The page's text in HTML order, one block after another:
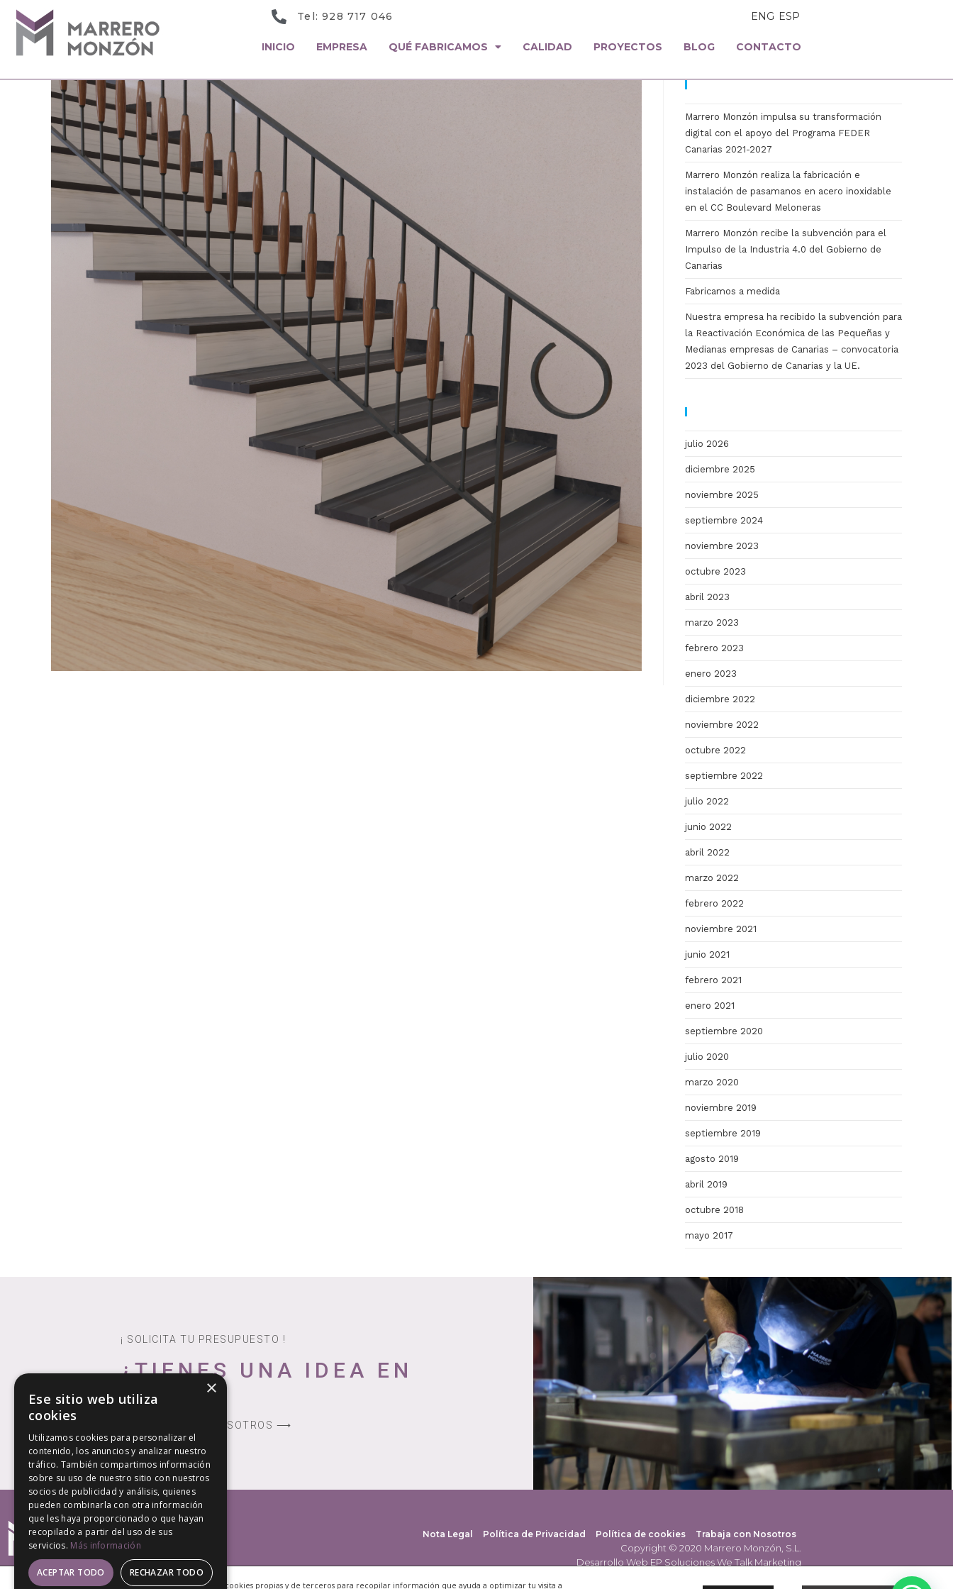
Este sitio web utiliza cookies propias y de terceros para recopilar información que ayuda a optimizar tu visita a
Tel: 928 717 046 ENG ESP
INICIO EMPRESA QUÉ FABRICAMOS CALIDAD PROYECTOS BLOG CONTACTO
Marrero Monzón impulsa su transformación
digital con el apoyo del Programa FEDER
Canarias 2021-2027
Marrero Monzón realiza la fabricación e
instalación de pasamanos en acero inoxidable
en el CC Boulevard Meloneras
Marrero Monzón recibe la subvención para el
Impulso de la Industria 4.0 del Gobierno de
Canarias
Fabricamos a medida
Nuestra empresa ha recibido la subvención para
la Reactivación Económica de las Pequeñas y
Medianas empresas de Canarias – convocatoria
2023 del Gobierno de Canarias y la UE.
julio 2026
diciembre 2025
noviembre 2025
septiembre 2024
noviembre 2023
octubre 2023
abril 2023
marzo 2023
febrero 2023
enero 2023
diciembre 2022
noviembre 2022
octubre 2022
septiembre 2022
julio 2022
junio 2022
abril 2022
marzo 2022
febrero 2022
noviembre 2021
junio 2021
febrero 2021
enero 2021
septiembre 2020
julio 2020
marzo 2020
noviembre 2019
septiembre 2019
agosto 2019
abril 2019
octubre 2018
mayo 2017
¡ SOLICITA TU PRESUPUESTO !
¿TIENES UNA IDEA EN
METAL?
CONTACTA CON NOSOTROS ⟶
Nota Legal Política de Privacidad Política de cookies Trabaja con Nosotros
Copyright © 2020 Marrero Monzón, S.L.
Desarrollo Web EP Soluciones We Talk Marketing
×
Ese sitio web utiliza
cookies
Utilizamos cookies para personalizar el
contenido, los anuncios y analizar nuestro
tráfico. También compartimos información
sobre su uso de nuestro sitio con nuestros
socios de publicidad y análisis, quienes
pueden combinarla con otra información
que les haya proporcionado o que hayan
recopilado a partir del uso de sus
servicios. Más información
ACEPTAR TODO RECHAZAR TODO